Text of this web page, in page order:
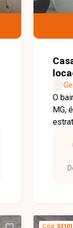
perto
O
MG,
e
Cód. 53101